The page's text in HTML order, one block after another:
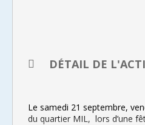
DÉTAIL DE
Le samedi 21 septembre,
du quartier MIL, lors d’une